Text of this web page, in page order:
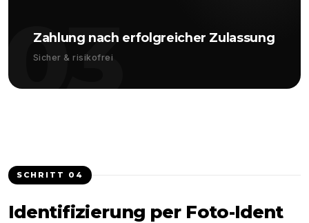
03
Zahlung nach erfolgreicher Zulassung
Sicher & risikofrei
SCHRITT 04
Identifizierung per Foto-Ident